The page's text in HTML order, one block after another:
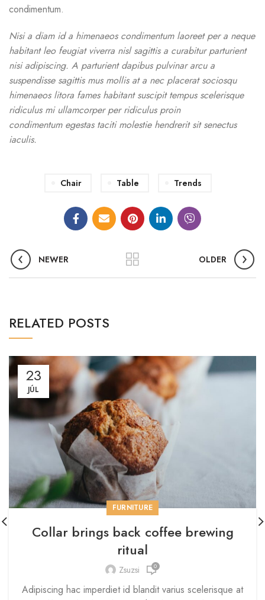
condimentum.
Nisi a diam id a himenaeos condimentum laoreet per a neque
habitant leo feugiat viverra nisl sagittis a curabitur parturient
nisi adipiscing. A parturient dapibus pulvinar arcu a
suspendisse sagittis mus mollis at a nec placerat sociosqu
himenaeos litora fames habitant suscipit tempus scelerisque
ridiculus mi ullamcorper per ridiculus proin
condimentum egestas taciti molestie hendrerit sit senectus
iaculis.
Chair Table Trends
NEWER OLDER
RELATED POSTS
23
JÚL
FURNITURE
Collar brings back coffee brewing
ritual
Zsuzsi 0
Adipiscing hac imperdiet id blandit varius scelerisque at